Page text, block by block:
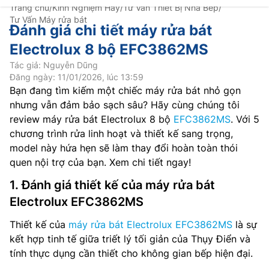
Trang chủ/Kinh Nghiệm Hay/Tư Vấn Thiết Bị Nhà Bếp/
Tư Vấn Máy rửa bát
Đánh giá chi tiết máy rửa bát
Electrolux 8 bộ EFC3862MS
Tác giả: Nguyễn Dũng
Đăng ngày: 11/01/2026, lúc 13:59
Bạn đang tìm kiếm một chiếc máy rửa bát nhỏ gọn
nhưng vẫn đảm bảo sạch sâu? Hãy cùng chúng tôi
review máy rửa bát Electrolux 8 bộ EFC3862MS. Với 5
chương trình rửa linh hoạt và thiết kế sang trọng,
model này hứa hẹn sẽ làm thay đổi hoàn toàn thói
quen nội trợ của bạn. Xem chi tiết ngay!
1. Đánh giá thiết kế của máy rửa bát
Electrolux EFC3862MS
Thiết kế của máy rửa bát Electrolux EFC3862MS là sự
kết hợp tinh tế giữa triết lý tối giản của Thụy Điển và
tính thực dụng cần thiết cho không gian bếp hiện đại.